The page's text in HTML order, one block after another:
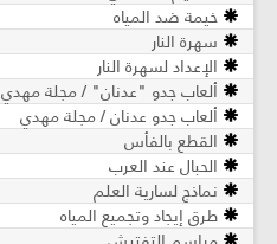
خيمة ضد المياه
سهرة النار
الإعداد لسهرة النار
ألعاب جدو "عدنان" / مجلة مهدي
ألعاب جدو عدنان / مجلة مهدي
القطع بالفأس
الحبال عند العرب
نماذج لسارية العلم
طرق إيجاد وتجميع المياه